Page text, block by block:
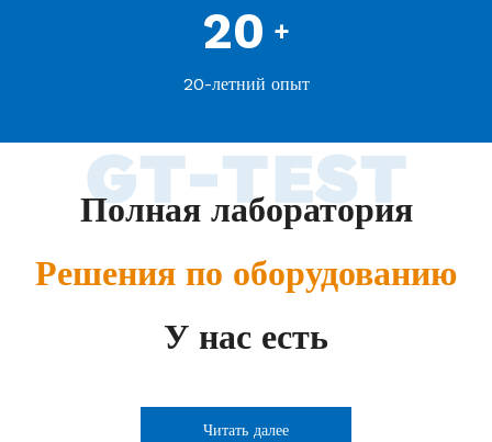
20 +
20-летний опыт
Полная лаборатория
Решения по оборудованию
У нас есть
Читать далее